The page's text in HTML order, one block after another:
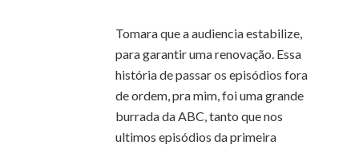
Tomara que a audiencia estabilize,
para garantir uma renovação. Essa
história de passar os episódios fora
de ordem, pra mim, foi uma grande
burrada da ABC, tanto que nos
ultimos episódios da primeira